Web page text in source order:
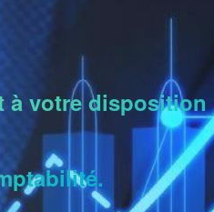
à votre disposition